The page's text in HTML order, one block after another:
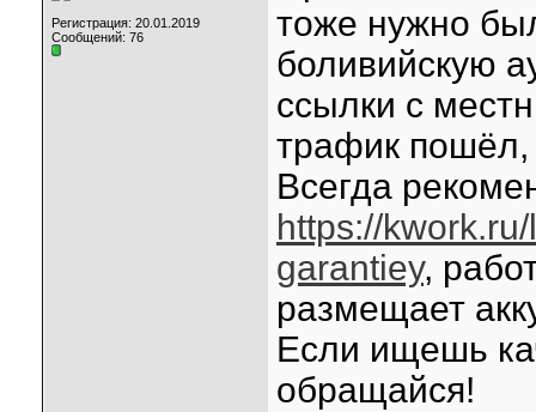
Регистрация: 20.01.2019
Сообщений: 76
тоже нужно
боливийскую
ссылки с
трафик пошёл,
Всегда
https://
garantiey,
размещает
Если ищешь
обращайся!